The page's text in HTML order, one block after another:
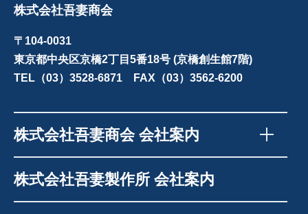
株式会社吾妻商会
〒104-0031
東京都中央区京橋2丁目5番18号 (京橋創生館7階)
TEL（03）3528-6871 FAX（03）3562-6200
株式会社吾妻商会 会社案内
株式会社吾妻製作所 会社案内